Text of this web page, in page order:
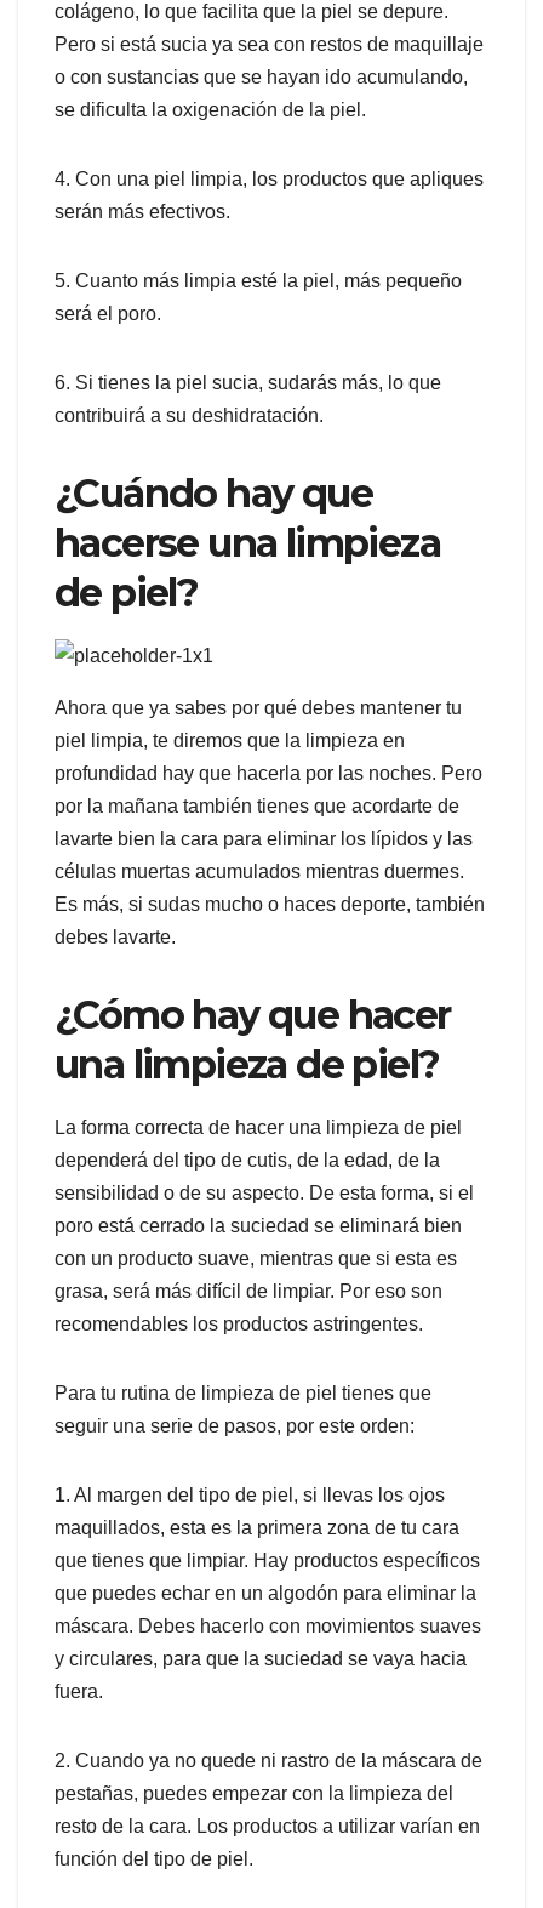
colágeno, lo que facilita que la piel se depure.
Pero si está sucia ya sea con restos de maquillaje
o con sustancias que se hayan ido acumulando,
se dificulta la oxigenación de la piel.
4. Con una piel limpia, los productos que apliques
serán más efectivos.
5. Cuanto más limpia esté la piel, más pequeño
será el poro.
6. Si tienes la piel sucia, sudarás más, lo que
contribuirá a su deshidratación.
¿Cuándo hay que
hacerse una limpieza
de piel?
Ahora que ya sabes por qué debes mantener tu
piel limpia, te diremos que la limpieza en
profundidad hay que hacerla por las noches. Pero
por la mañana también tienes que acordarte de
lavarte bien la cara para eliminar los lípidos y las
células muertas acumulados mientras duermes.
Es más, si sudas mucho o haces deporte, también
debes lavarte.
¿Cómo hay que hacer
una limpieza de piel?
La forma correcta de hacer una limpieza de piel
dependerá del tipo de cutis, de la edad, de la
sensibilidad o de su aspecto. De esta forma, si el
poro está cerrado la suciedad se eliminará bien
con un producto suave, mientras que si esta es
grasa, será más difícil de limpiar. Por eso son
recomendables los productos astringentes.
Para tu rutina de limpieza de piel tienes que
seguir una serie de pasos, por este orden:
1. Al margen del tipo de piel, si llevas los ojos
maquillados, esta es la primera zona de tu cara
que tienes que limpiar. Hay productos específicos
que puedes echar en un algodón para eliminar la
máscara. Debes hacerlo con movimientos suaves
y circulares, para que la suciedad se vaya hacia
fuera.
2. Cuando ya no quede ni rastro de la máscara de
pestañas, puedes empezar con la limpieza del
resto de la cara. Los productos a utilizar varían en
función del tipo de piel.